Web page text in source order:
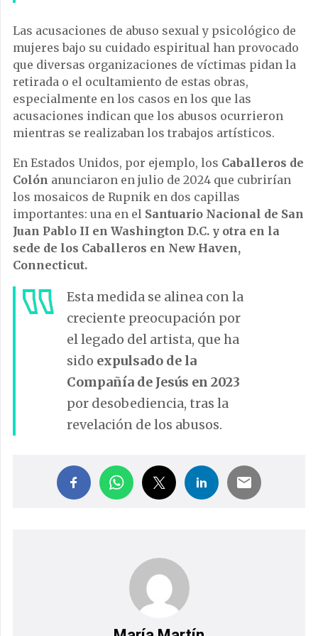
Las acusaciones de abuso sexual y psicológico de
mujeres bajo su cuidado espiritual han provocado
que diversas organizaciones de víctimas pidan la
retirada o el ocultamiento de estas obras,
especialmente en los casos en los que las
acusaciones indican que los abusos ocurrieron
mientras se realizaban los trabajos artísticos.
En Estados Unidos, por ejemplo, los Caballeros de
Colón anunciaron en julio de 2024 que cubrirían
los mosaicos de Rupnik en dos capillas
importantes: una en el Santuario Nacional de San
Juan Pablo II en Washington D.C. y otra en la
sede de los Caballeros en New Haven,
Connecticut.
Esta medida se alinea con la
creciente preocupación por
el legado del artista, que ha
sido expulsado de la
Compañía de Jesús en 2023
por desobediencia, tras la
revelación de los abusos.